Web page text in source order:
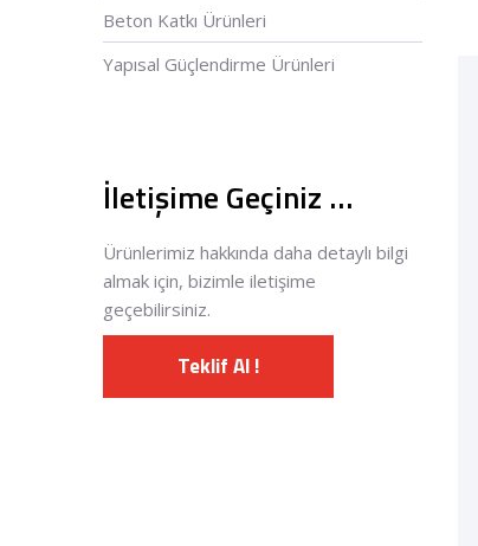
Beton Katkı Ürünleri
Yapısal Güçlendirme Ürünleri
İletişime Geçiniz …
Ürünlerimiz hakkında daha detaylı bilgi
almak için, bizimle iletişime
geçebilirsiniz.
Teklif Al !